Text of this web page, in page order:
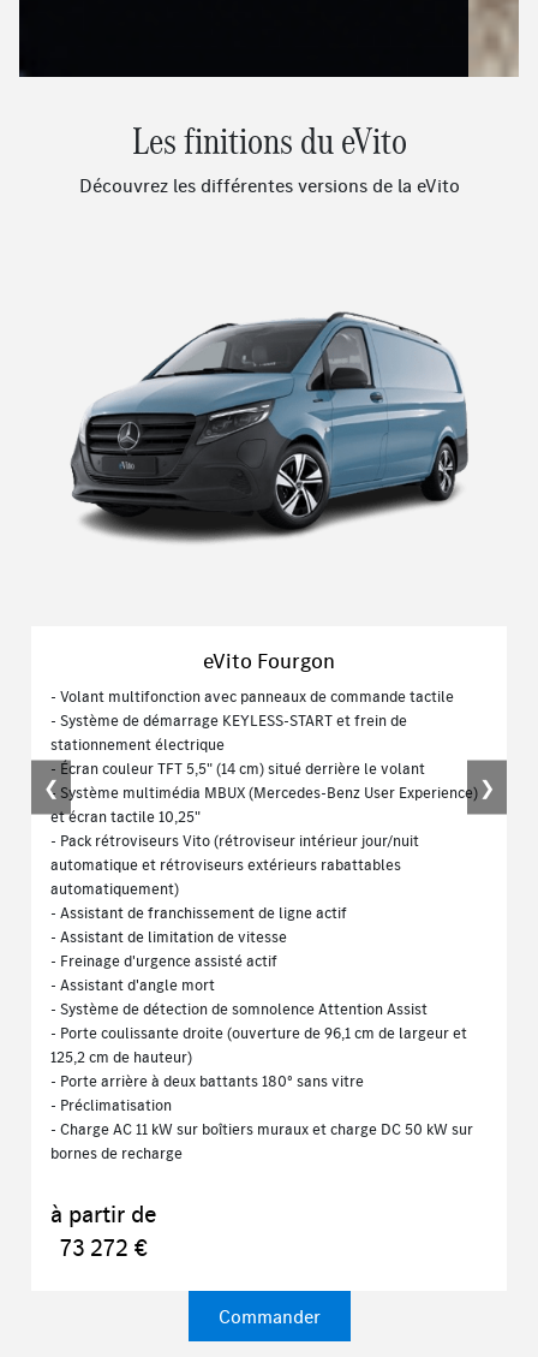
Les finitions du eVito
Découvrez les différentes versions de la eVito
❮
eVito Fourgon
- Volant multifonction avec panneaux de commande tactile
- Système de démarrage KEYLESS-START et frein de
stationnement électrique
- Écran couleur TFT 5,5" (14 cm) situé derrière le volant
- Système multimédia MBUX (Mercedes-Benz User Experience)
et écran tactile 10,25"
- Pack rétroviseurs Vito (rétroviseur intérieur jour/nuit
automatique et rétroviseurs extérieurs rabattables
automatiquement)
- Assistant de franchissement de ligne actif
- Assistant de limitation de vitesse
- Freinage d'urgence assisté actif
- Assistant d'angle mort
- Système de détection de somnolence Attention Assist
- Porte coulissante droite (ouverture de 96,1 cm de largeur et
125,2 cm de hauteur)
- Porte arrière à deux battants 180° sans vitre
- Préclimatisation
- Charge AC 11 kW sur boîtiers muraux et charge DC 50 kW sur
bornes de recharge
à partir de
73 272 €
Commander
❯